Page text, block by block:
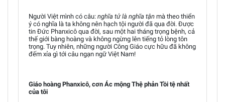
Người Việt mình có câu: nghĩa tử là nghĩa tận mà theo thiển
ý có nghĩa là ta không nên hạch tội người đã qua đời. Được
tin Đức Phanxicô qua đời, sau một hai tháng trọng bệnh, cả
thế giới bàng hoàng và không ngừng lên tiếng tỏ lòng tôn
trọng. Tuy nhiên, những người Công Giáo cực hữu đã không
đếm xỉa gì tới câu ngạn ngữ Việt Nam!
Giáo hoàng Phanxicô, cơn Ác mộng Thệ phản Tồi tệ nhất
của tôi